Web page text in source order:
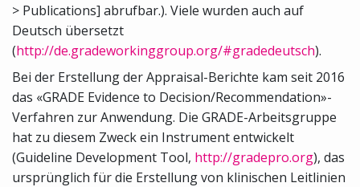
> Publications] abrufbar.). Viele wurden auch auf
Deutsch übersetzt
(http://de.gradeworkinggroup.org/#gradedeutsch).
Bei der Erstellung der Appraisal-Berichte kam seit 2016
das «GRADE Evidence to Decision/Recommendation»-
Verfahren zur Anwendung. Die GRADE-Arbeitsgruppe
hat zu diesem Zweck ein Instrument entwickelt
(Guideline Development Tool, http://gradepro.org), das
ursprünglich für die Erstellung von klinischen Leitlinien